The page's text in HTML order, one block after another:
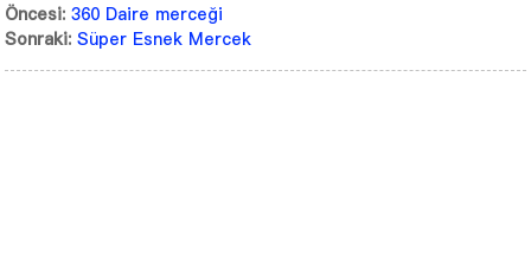
Öncesi: 360 Daire merceği
Sonraki: Süper Esnek Mercek